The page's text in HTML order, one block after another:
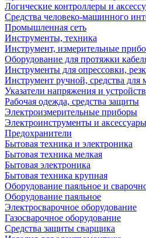
Логические контроллеры и
Средства человеко-машинного
Промышленная сеть
Инструменты, техника
Инструмент, измерительные
Оборудование для протяжки
Инструменты для опрессовки,
Инструмент ручной, средства для
Указатели напряжения и
Рабочая одежда, средства защиты
Электроизмерительные приборы
Электроинструменты и
Предохранители
Бытовая техника и электроника
Бытовая техника мелкая
Бытовая электроника
Бытовая техника крупная
Оборудование паяльное и
Оборудование паяльное
Электросварочное оборудование
Газосварочное оборудование
Средства защиты сварщика